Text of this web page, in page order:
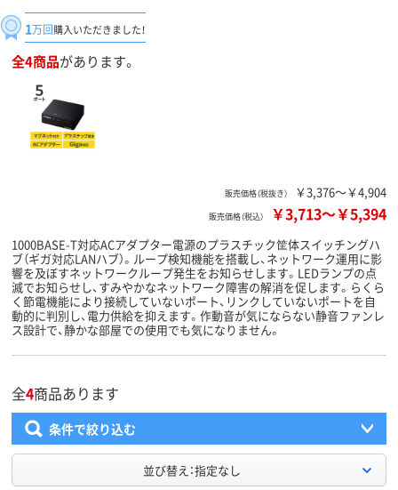
1万回購入いただきました！
全4商品があります。
販売価格（税抜き） ￥3,376～￥4,904
販売価格（税込） ￥3,713～￥5,394
1000BASE-T対応ACアダプター電源のプラスチック筐体スイッチングハ
ブ（ギガ対応LANハブ）。ループ検知機能を搭載し、ネットワーク運用に影
響を及ぼすネットワークループ発生をお知らせします。LEDランプの点
滅でお知らせし、すみやかなネットワーク障害の解消を促します。らくら
く節電機能により接続していないポート、リンクしていないポートを自
動的に判別し、電力供給を抑えます。作動音が気にならない静音ファンレ
ス設計で、静かな部屋での使用でも気になりません。
全4商品あります
条件で絞り込む
並び替え：指定なし